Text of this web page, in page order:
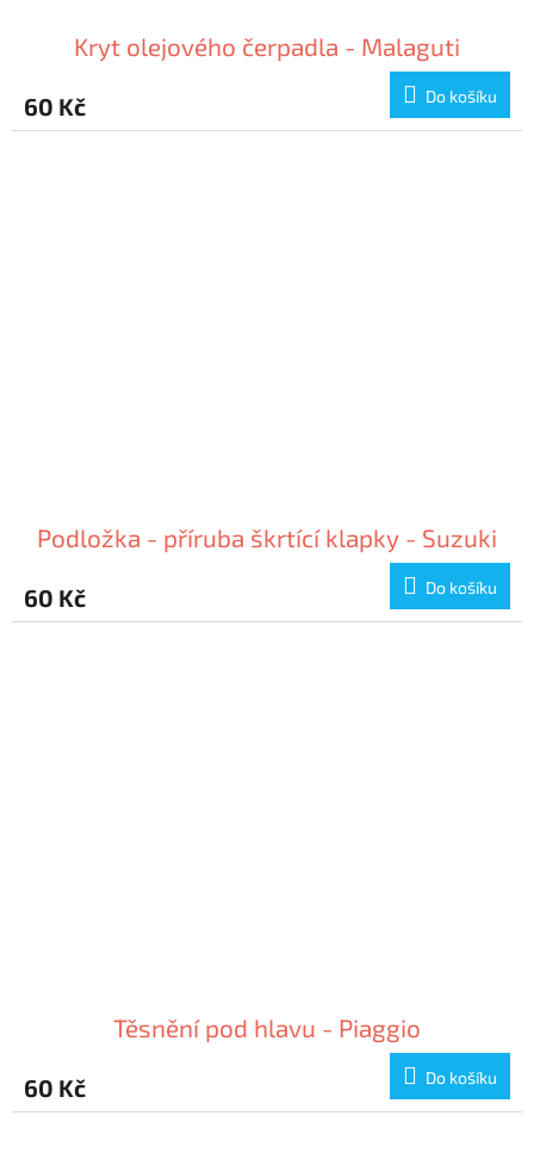
Kryt olejového čerpadla - Malaguti
60 Kč Do košíku
Podložka - příruba škrtící klapky - Suzuki
60 Kč Do košíku
Těsnění pod hlavu - Piaggio
60 Kč Do košíku